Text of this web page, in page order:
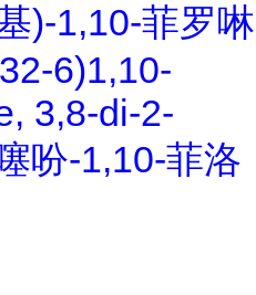
)-1,10-菲罗啉
6)1,10-
3,8-di-2-
吩-1,10-菲洛